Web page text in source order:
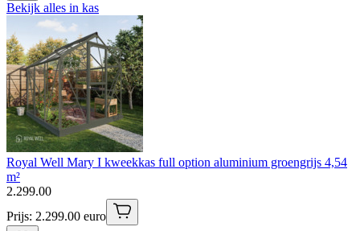
Bekijk alles in kas
Royal Well Mary I kweekkas full option aluminium groengrijs 4,54
m²
2.299.00
Prijs: 2.299.00 euro